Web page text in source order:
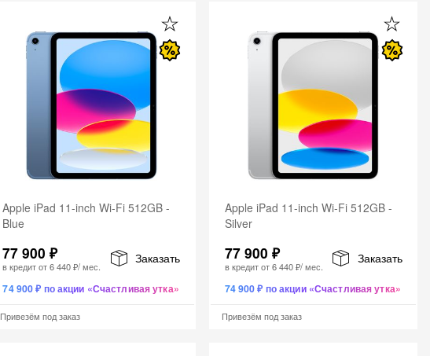
Apple iPad 11-inch Wi-Fi 512GB -
Blue
77 900 ₽
в кредит от6 440 ₽/ мес.
Заказать
74 900 ₽ по акции «Счастливая утка»
Привезём под заказ
Apple iPad 11-inch Wi-Fi 512GB -
Silver
77 900 ₽
в кредит от6 440 ₽/ мес.
Заказать
74 900 ₽ по акции «Счастливая утка»
Привезём под заказ